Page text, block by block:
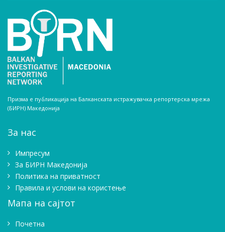
Призма е публикација на Балканската истражувачка репортерска мрежа
(БИРН) Македонија
За нас
Импресум
Зa БИРН Македонија
Политика на приватност
Правила и услови на користење
Мапа на сајтот
Почетна